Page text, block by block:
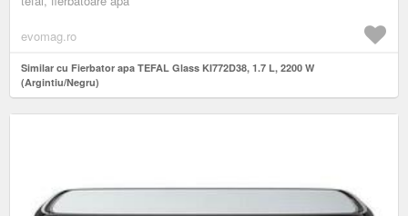
evomag.ro
Similar cu Fierbator apa TEFAL Glass KI772D38, 1.7 L, 2200 W
(Argintiu/Negru)